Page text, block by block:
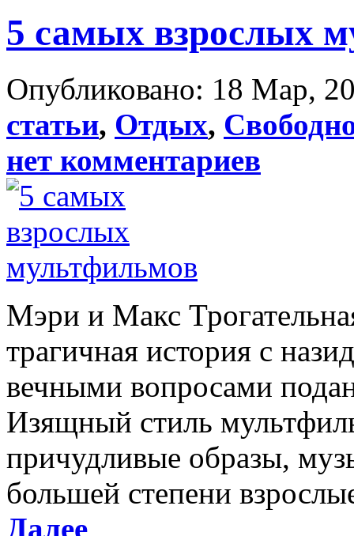
5 самых взрослых
Опубликовано: 18 Мар,
статьи, Отдых,
нет комментариев
Мэри и Макс
трагичная история с
вечными вопросами
Изящный стиль
причудливые образы,
большей степени
Далее